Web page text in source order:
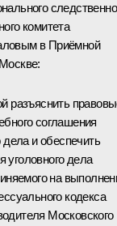
комитета
в Приёмной
разъяснить
соглашения
дела и обеспечить
уголовного дела
на
кодекса
Московского